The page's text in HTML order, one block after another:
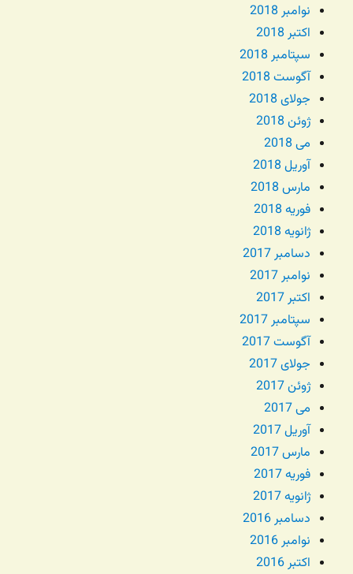
نوامبر 2018
اکتبر 2018
سپتامبر 2018
آگوست 2018
جولای 2018
ژوئن 2018
می 2018
آوریل 2018
مارس 2018
فوریه 2018
ژانویه 2018
دسامبر 2017
نوامبر 2017
اکتبر 2017
سپتامبر 2017
آگوست 2017
جولای 2017
ژوئن 2017
می 2017
آوریل 2017
مارس 2017
فوریه 2017
ژانویه 2017
دسامبر 2016
نوامبر 2016
اکتبر 2016